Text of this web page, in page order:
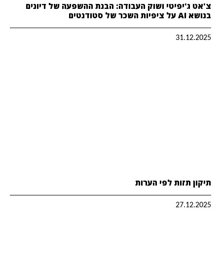
צ'אט ג'יפיטי ושוק העבודה: הבנת ההשפעה של דיונים
בנושא AI על ציפיות השכר של סטודנטים
31.12.2025
תיקון תזות לפי הערות
27.12.2025